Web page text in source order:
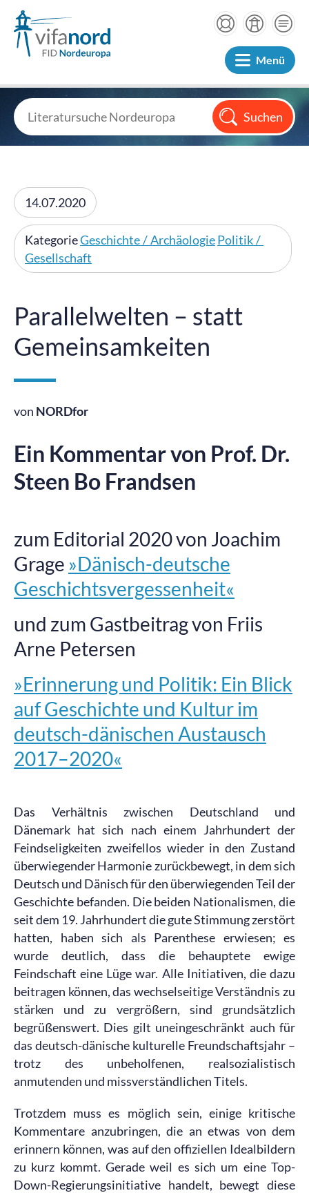
Menü
14.07.2020
KategorieGeschichte / ArchäologiePolitik /
Gesellschaft
Parallelwelten – statt
Gemeinsamkeiten
von NORDfor
Ein Kommentar von Prof. Dr.
Steen Bo Frandsen
zum Editorial 2020 von Joachim
Grage »Dänisch-deutsche
Geschichtsvergessenheit«
und zum Gastbeitrag von Friis
Arne Petersen
»Erinnerung und Politik: Ein Blick
auf Geschichte und Kultur im
deutsch-dänischen Austausch
2017–2020«
Das Verhältnis zwischen Deutschland und
Dänemark hat sich nach einem Jahrhundert der
Feindseligkeiten zweifellos wieder in den Zustand
überwiegender Harmonie zurückbewegt, in dem sich
Deutsch und Dänisch für den überwiegenden Teil der
Geschichte befanden. Die beiden Nationalismen, die
seit dem 19. Jahrhundert die gute Stimmung zerstört
hatten, haben sich als Parenthese erwiesen; es
wurde deutlich, dass die behauptete ewige
Feindschaft eine Lüge war. Alle Initiativen, die dazu
beitragen können, das wechselseitige Verständnis zu
stärken und zu vergrößern, sind grundsätzlich
begrüßenswert. Dies gilt uneingeschränkt auch für
das deutsch-dänische kulturelle Freundschaftsjahr –
trotz des unbeholfenen, realsozialistisch
anmutenden und missverständlichen Titels.
Trotzdem muss es möglich sein, einige kritische
Kommentare anzubringen, die an etwas von dem
erinnern können, was auf den offiziellen Idealbildern
zu kurz kommt. Gerade weil es sich um eine Top-
Down-Regierungsinitiative handelt, bewegt diese